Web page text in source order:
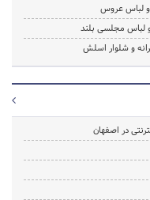
لباس عروس
لباس مجلسی بلند
و شلوار اسلش
در اصفهان